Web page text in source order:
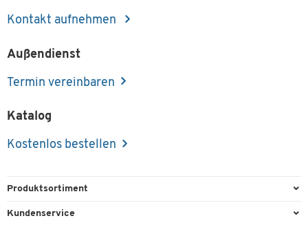
Kontakt aufnehmen
Außendienst
Termin vereinbaren
Katalog
Kostenlos bestellen
Produktsortiment
Büroausstattung
Kundenservice